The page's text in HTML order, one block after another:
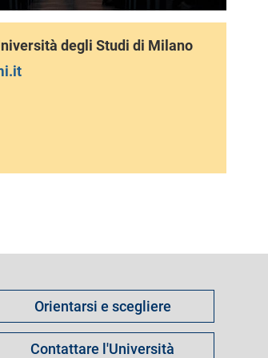
degli Studi di Milano
Orientarsi e scegliere
Contattare l'Università